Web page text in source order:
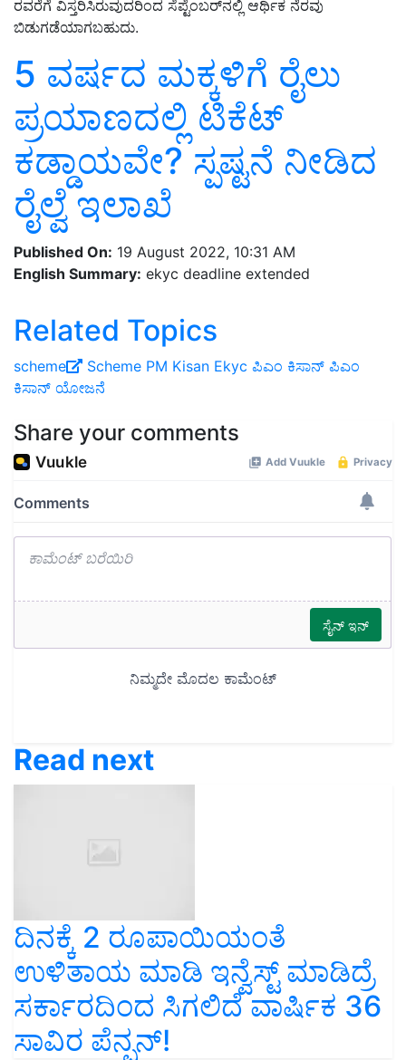
ರವರೆಗೆ ವಿಸ್ತರಿಸಿರುವುದರಿಂದ ಸೆಪ್ಟೆಂಬರ್‌ನಲ್ಲಿ ಆರ್ಥಿಕ ನೆರವು
ಬಿಡುಗಡೆಯಾಗಬಹುದು.
5 ವರ್ಷದ ಮಕ್ಕಳಿಗೆ ರೈಲು
ಪ್ರಯಾಣದಲ್ಲಿ ಟಿಕೆಟ್‌
ಕಡ್ಡಾಯವೇ? ಸ್ಪಷ್ಟನೆ ನೀಡಿದ
ರೈಲ್ವೆ ಇಲಾಖೆ
Published On: 19 August 2022, 10:31 AM
English Summary: ekyc deadline extended
Related Topics
scheme Scheme PM Kisan Ekyc ಪಿಎಂ ಕಿಸಾನ್ ಪಿಎಂ
ಕಿಸಾನ್ ಯೋಜನೆ
Share your comments
Read next
ದಿನಕ್ಕೆ 2 ರೂಪಾಯಿಯಂತೆ
ಉಳಿತಾಯ ಮಾಡಿ ಇನ್ವೆಸ್ಟ್‌ ಮಾಡಿದ್ರೆ
ಸರ್ಕಾರದಿಂದ ಸಿಗಲಿದೆ ವಾರ್ಷಿಕ 36
ಸಾವಿರ ಪೆನ್ಷನ್‌!